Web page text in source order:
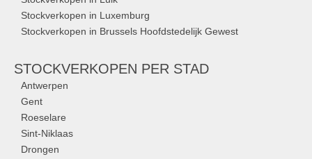
Stockverkopen in Luxemburg
Stockverkopen in Brussels Hoofdstedelijk Gewest
STOCKVERKOPEN PER STAD
Antwerpen
Gent
Roeselare
Sint-Niklaas
Drongen